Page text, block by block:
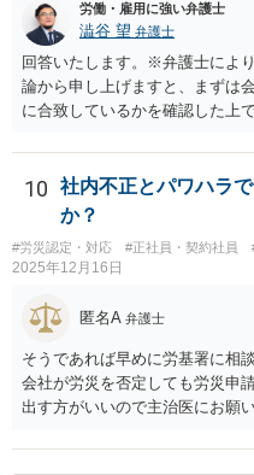
労働・雇用に強い弁護士
澁谷 望 弁護士
回答いたします。※弁護士によ
論から申し上げますと、まずは
に合致しているかを確認した上
ものの、重い懲戒処分の対象に
については、会社側に「部下の
定させ、誤認した他部署への適
です。 あるいは、懲戒があった
ならば、それにより軽微ながら
個人としても、相手に対してプ
（慰謝料）を請求する選択肢が
らない可能性があります。）。
10
社内不正とパワハラ
か？
#労災認定・対応 #正社員・契約社員
2025年12月16日
匿名A 弁護士
そうであれば早めに労基署に相
会社が労災を否定しても労災申
出す方がいいので主治医にお願